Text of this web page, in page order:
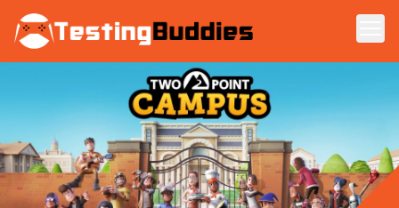
Zum Hauptinhalt springen